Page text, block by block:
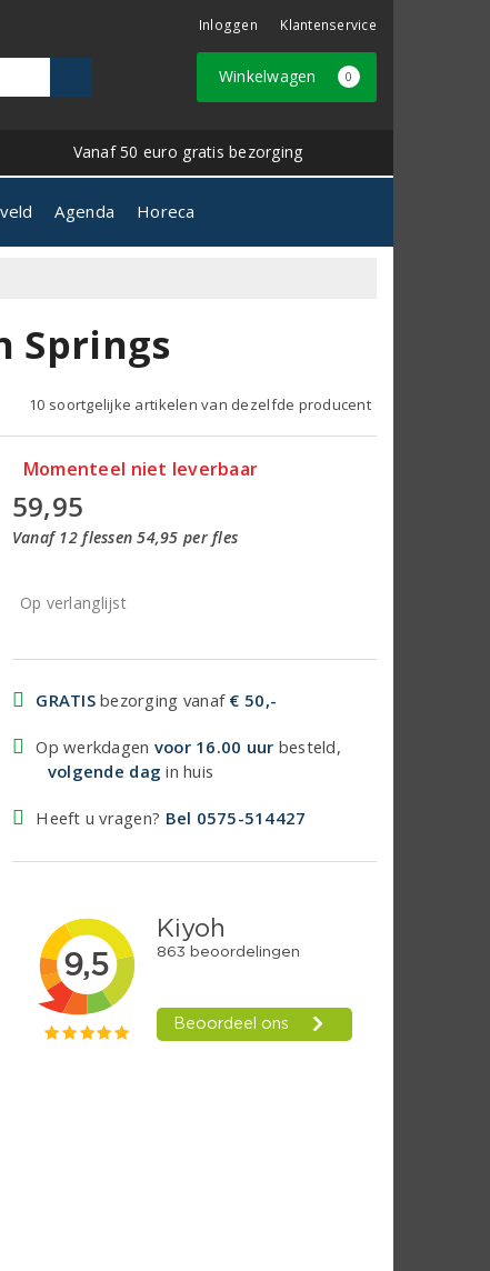
Inloggen Klantenservice
Winkelwagen 0
Vanaf 50 euro gratis bezorging
Agenda Horeca
Springs
10 soortgelijke artikelen van dezelfde producent
Momenteel niet leverbaar
59,95
Vanaf 12 flessen 54,95 per fles
Op verlanglijst
GRATISbezorging vanaf € 50,-
Op werkdagen voor 16.00 uur besteld,
volgende dag in huis
Heeft u vragen? Bel 0575-514427